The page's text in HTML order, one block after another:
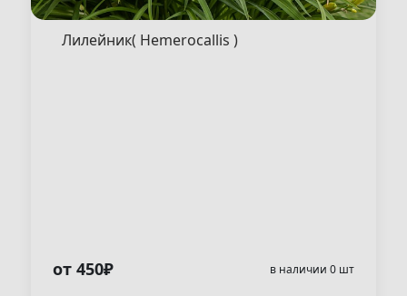
Лилейник( Hemerocallis )
от 450₽ в наличии 0 шт